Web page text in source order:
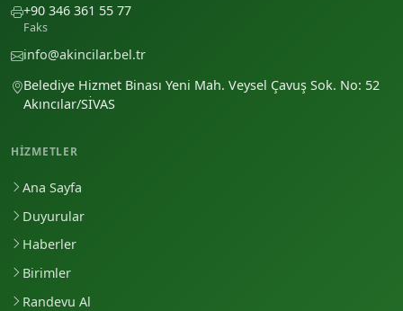
+90 346 361 55 77
Faks
info@akincilar.bel.tr
Belediye Hizmet Binası Yeni Mah. Veysel Çavuş Sok. No: 52
Akıncılar/SİVAS
HIZMETLER
Ana Sayfa
Duyurular
Haberler
Birimler
Randevu Al